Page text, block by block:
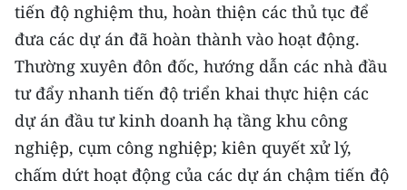
tiến độ nghiệm thu, hoàn thiện các thủ tục để
đưa các dự án đã hoàn thành vào hoạt động.
Thường xuyên đôn đốc, hướng dẫn các nhà đầu
tư đẩy nhanh tiến độ triển khai thực hiện các
dự án đầu tư kinh doanh hạ tầng khu công
nghiệp, cụm công nghiệp; kiên quyết xử lý,
chấm dứt hoạt động của các dự án chậm tiến độ